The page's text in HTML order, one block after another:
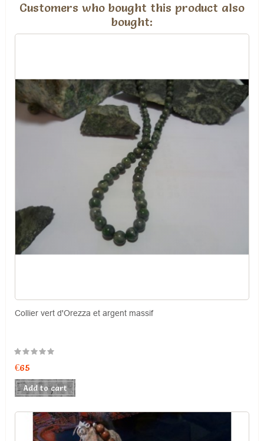
Customers who bought this product also
bought:
Collier vert d'Orezza et argent massif
€65
Add to cart